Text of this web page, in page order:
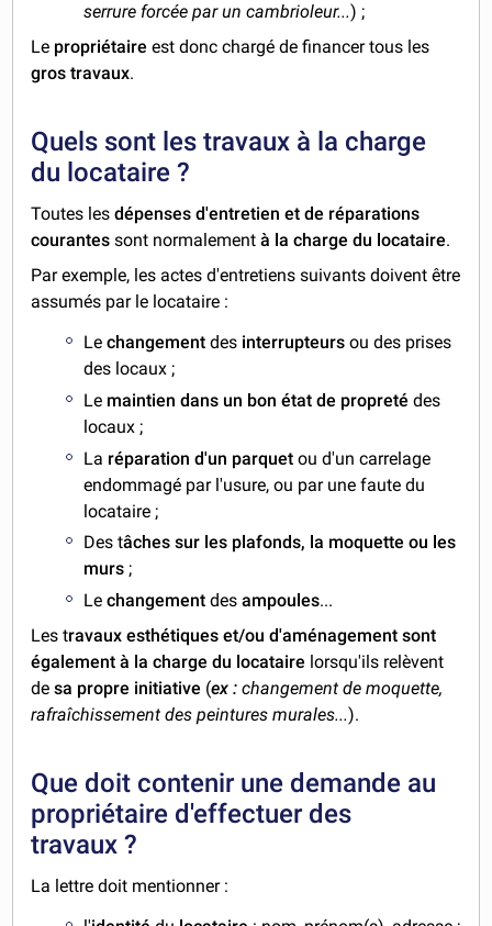
serrure forcée par un cambrioleur...) ;
Le propriétaire est donc chargé de financer tous les
gros travaux.
Quels sont les travaux à la charge
du locataire ?
Toutes lesdépenses d'entretien et de réparations
courantes sont normalementà la charge du locataire.
Par exemple, les actes d'entretiens suivants doivent être
assumés par le locataire :
Lechangementdes interrupteurs ou des prises
des locaux ;
Le maintien dans un bon état de propretédes
locaux ;
La réparation d'un parquet ou d'un carrelage
endommagé par l'usure, ou par une faute du
locataire ;
Des tâches sur les plafonds, la moquette ou les
murs ;
Lechangementdesampoules...
Les travaux esthétiques et/ou d'aménagement sont
également à la charge du locataire lorsqu'ils relèvent
de sa propre initiative (ex :changement de moquette,
rafraîchissement des peintures murales...).
Que doit contenir une demande au
propriétaire d'effectuer des
travaux ?
La lettre doit mentionner :